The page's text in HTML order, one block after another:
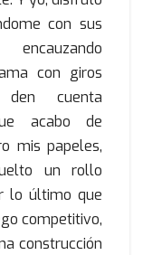
con sus
con giros
cuenta
acabo de
mis papeles,
un rollo
lo último que
competitivo,
construcción